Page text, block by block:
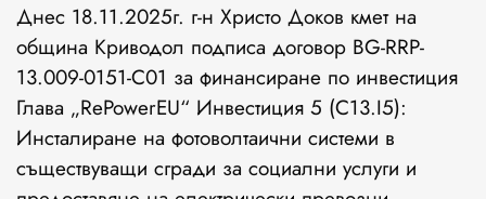
Днес 18.11.2025г. г-н Христо Доков кмет на
община Криводол подписа договор BG-RRP-
13.009-0151-С01 за финансиране по инвестиция
Глава „RePowerEU“ Инвестиция 5 (C13.I5):
Инсталиране на фотоволтаични системи в
съществуващи сгради за социални услуги и